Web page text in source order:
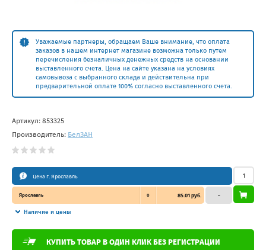
Уважаемые партнеры, обращаем Ваше внимание, что оплата
заказов в нашем интернет магазине возможна только путем
перечисления безналичных денежных средств на основании
выставленного счета. Цена на сайте указана на условиях
самовывоза с выбранного склада и действительна при
предварительной оплате 100% согласно выставленного счета.
Артикул: 853325
Производитель: БелЗAН
Цена г. Ярославль
Ярославль 0 85.01 руб.
Наличие и цены
–
КУПИТЬ ТОВАР В ОДИН КЛИК БЕЗ РЕГИСТРАЦИИ